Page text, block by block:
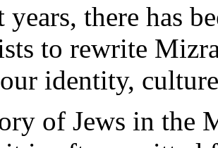
years, there has
to rewrite
our identity,
of Jews in the